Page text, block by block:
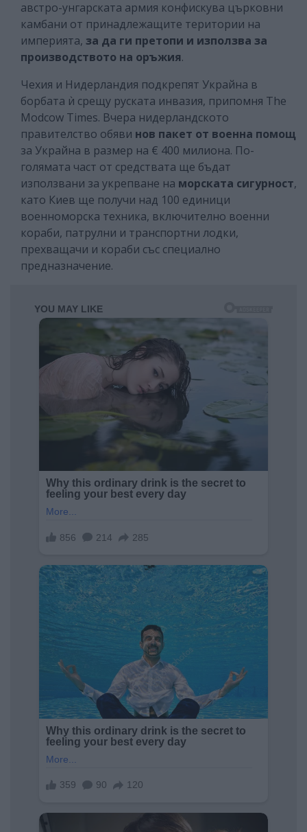
австро-унгарската армия конфискува църковни
камбани от принадлежащите територии на
империята, за да ги претопи и използва за
производството на оръжия.
Чехия и Нидерландия подкрепят Украйна в
борбата ѝ срещу руската инвазия, припомня The
Modcow Times. Вчера нидерландското
правителство обяви нов пакет от военна помощ
за Украйна в размер на € 400 милиона. По-
голямата част от средствата ще бъдат
използвани за укрепване на морската сигурност,
като Киев ще получи над 100 единици
военноморска техника, включително военни
кораби, патрулни и транспортни лодки,
прехващачи и кораби със специално
предназначение.